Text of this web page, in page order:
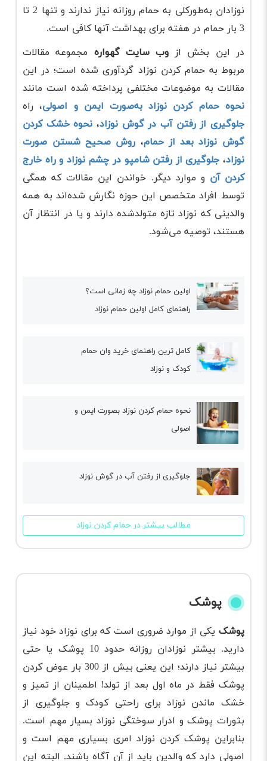
نوزادان به‌طورکلی به حمام روزانه نیاز ندارند و تنها 2 تا
3 بار حمام در هفته برای بهداشت آنها کافی است.
در این بخش از وب سایت گهواره مجموعه مقالات
مربوط به حمام کردن نوزاد گردآوری شده است؛ در این
مقالات به موضوعات مختلفی پرداخته شده است مانند
نحوه حمام کردن نوزاد به‌صورت ایمن و اصولی، راه
جلوگیری از رفتن آب در گوش نوزاد، نحوه خشک کردن
گوش نوزاد بعد از حمام، روش صحیح شستن صورت
نوزاد، جلوگیری از رفتن شامپو در چشم نوزاد و راه خارج
کردن آن و موارد دیگر. خواندن این مقالات که همگی
توسط افراد متخصص این حوزه نگارش شده‌اند به همه
والدینی که نوزاد تازه متولدشده دارند و یا در انتظار آن
هستند، توصیه می‌شود.
اولین حمام نوزاد چه زمانی است؟
راهنمای کامل اولین حمام نوزاد
کامل ترین راهنمای خرید وان حمام
کودک و نوزاد
نحوه‌ حمام کردن نوزاد بصورت ایمن و
اصولی
جلوگیری از رفتن آب در گوش نوزاد
مطالب بیشتر در حمام کردن نوزاد
پوشک
پوشک یکی از موارد ضروری است که برای نوزاد خود نیاز
دارید. بیشتر نوزادان روزانه حدود 10 پوشک یا حتی
بیشتر نیاز دارند؛ این یعنی بیش از 300 بار عوض کردن
پوشک فقط در ماه اول بعد از تولد! اطمینان از تمیز و
خشک ماندن نوزاد برای راحتی کودک و جلوگیری از
بثورات پوشک و ادرار سوختگی نوزاد بسیار مهم است.
بنابراین پوشک کردن نوزاد امری بسیاری مهم است و
اصولی دارد که والدین باید از آن آگاه باشند. البته این